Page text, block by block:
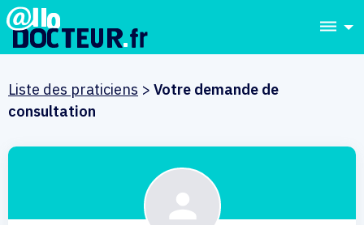
dehaze
Liste des praticiens > Votre demande de
consultation